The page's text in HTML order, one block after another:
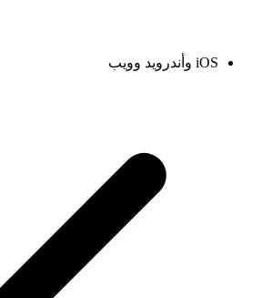
iOS وأندرويد وويب